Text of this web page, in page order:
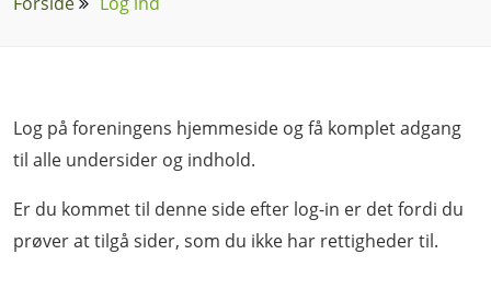
Log på foreningens hjemmeside og få komplet adgang
til alle undersider og indhold.
Er du kommet til denne side efter log-in er det fordi du
prøver at tilgå sider, som du ikke har rettigheder til.